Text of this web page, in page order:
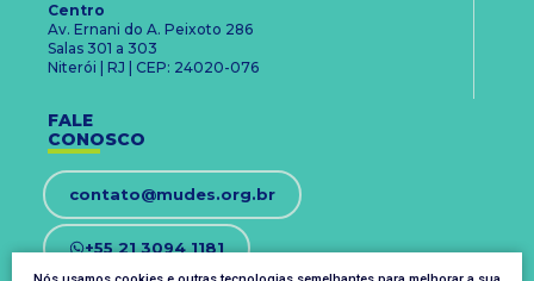
Centro
Av. Ernani do A. Peixoto 286
Salas 301 a 303
Niterói | RJ | CEP: 24020-076
FALE
CONOSCO
contato@mudes.org.br
+55 21 3094 1181